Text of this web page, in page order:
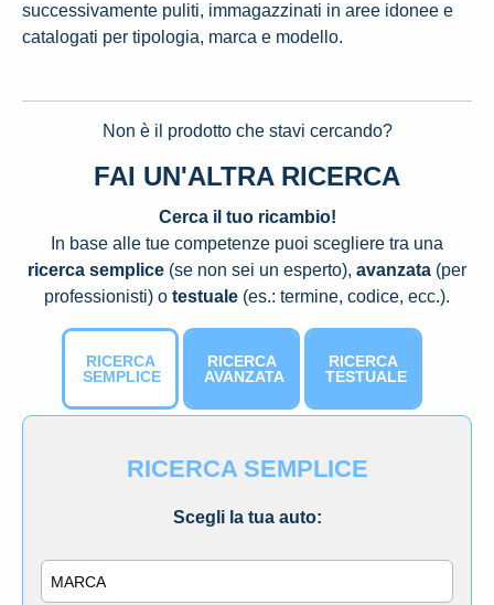
successivamente puliti, immagazzinati in aree idonee e
catalogati per tipologia, marca e modello.
Non è il prodotto che stavi cercando?
FAI UN'ALTRA RICERCA
Cerca il tuo ricambio!
In base alle tue competenze puoi scegliere tra una
ricerca semplice (se non sei un esperto), avanzata (per
professionisti) o testuale (es.: termine, codice, ecc.).
RICERCA
SEMPLICE
RICERCA
AVANZATA
RICERCA
TESTUALE
RICERCA SEMPLICE
Scegli la tua auto: